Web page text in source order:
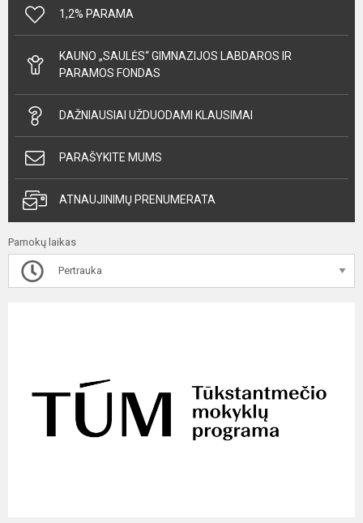
1,2% PARAMA
KAUNO „SAULĖS“ GIMNAZIJOS LABDAROS IR
PARAMOS FONDAS
DAŽNIAUSIAI UŽDUODAMI KLAUSIMAI
PARAŠYKITE MUMS
ATNAUJINIMŲ PRENUMERATA
Pamokų laikas
Pertrauka